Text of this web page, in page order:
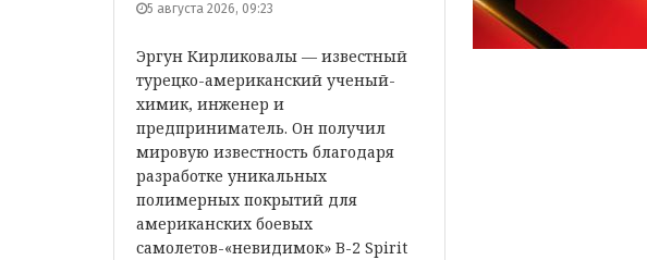
5 августа 2026, 09:23
Эргун Кирликовалы — известный
турецко-американский ученый-
химик, инженер и
предприниматель. Он получил
мировую известность благодаря
разработке уникальных
полимерных покрытий для
американских боевых
самолетов-«невидимок» B-2 Spirit